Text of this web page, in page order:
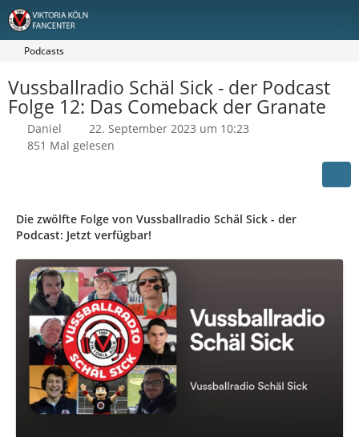
Podcasts
Vussballradio Schäl Sick - der Podcast
Folge 12: Das Comeback der Granate
Daniel
22. September 2023 um 10:23
851 Mal gelesen
Die zwölfte Folge von Vussballradio Schäl Sick - der
Podcast: Jetzt verfügbar!